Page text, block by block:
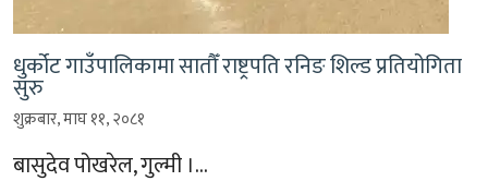
धुर्कोट गाउँपालिकामा सातौँ राष्ट्रपति रनिङ शिल्ड प्रतियोगिता
सुरु
शुक्रबार, माघ ११, २०८१
बासुदेव पोखरेल, गुल्मी ।…